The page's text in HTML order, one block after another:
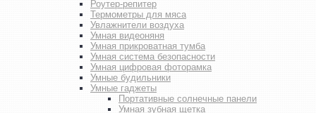
Роутер-репитер
Термометры для мяса
Увлажнители воздуха
Умная видеоняня
Умная прикроватная тумба
Умная система безопасности
Умная цифровая фоторамка
Умные будильники
Умные гаджеты
Портативные солнечные панели
Умная зубная щетка